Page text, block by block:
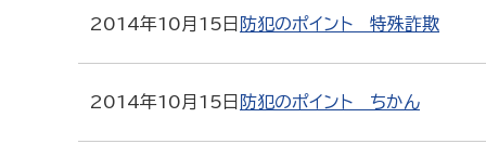
2014年10月15日 防犯のポイント 特殊詐欺
2014年10月15日 防犯のポイント ちかん